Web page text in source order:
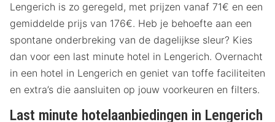
Lengerich is zo geregeld, met prijzen vanaf 71€ en een
gemiddelde prijs van 176€. Heb je behoefte aan een
spontane onderbreking van de dagelijkse sleur? Kies
dan voor een last minute hotel in Lengerich. Overnacht
in een hotel in Lengerich en geniet van toffe faciliteiten
en extra’s die aansluiten op jouw voorkeuren en filters.
Last minute hotelaanbiedingen in Lengerich